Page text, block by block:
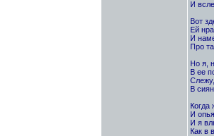
И
Вот
Ей
И
Про
Но я,
В ее
В
Когда
И
И я
Как в